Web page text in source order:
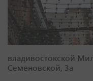
владивостокской
Семеновской, 3а